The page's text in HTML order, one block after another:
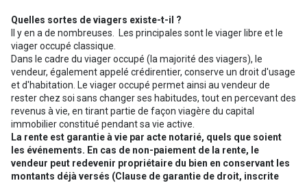
Quelles sortes de viagers existe-t-il ?
Il y en a de nombreuses. Les principales sont le viager libre et le
viager occupé classique.
Dans le cadre du viager occupé (la majorité des viagers), le
vendeur, également appelé crédirentier, conserve un droit d'usage
et d'habitation. Le viager occupé permet ainsi au vendeur de
rester chez soi sans changer ses habitudes, tout en percevant des
revenus à vie, en tirant partie de façon viagère du capital
immobilier constitué pendant sa vie active.
La rente est garantie à vie par acte notarié, quels que soient
les événements. En cas de non-paiement de la rente, le
vendeur peut redevenir propriétaire du bien en conservant les
montants déjà versés (Clause de garantie de droit, inscrite